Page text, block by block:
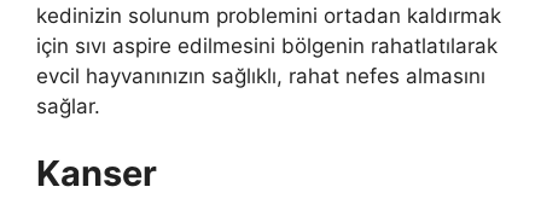
kedinizin solunum problemini ortadan kaldırmak
için sıvı aspire edilmesini bölgenin rahatlatılarak
evcil hayvanınızın sağlıklı, rahat nefes almasını
sağlar.
Kanser